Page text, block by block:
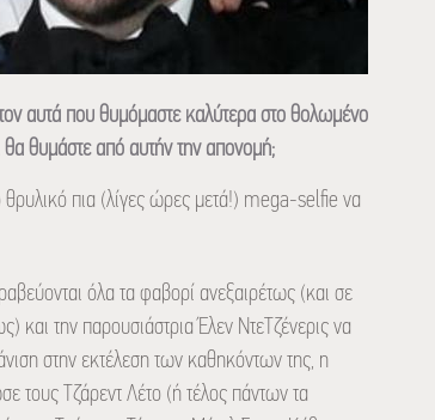
αυτά που θυμόμαστε καλύτερα στο θολωμένο
θα θυμάστε από αυτήν την απονομή;
πια (λίγες ώρες μετά!) mega-selfie να
όλα τα φαβορί ανεξαιρέτως (και σε
και την παρουσιάστρια Έλεν ΝτεΤζένερις να
στην εκτέλεση των καθηκόντων της, η
τους Τζάρεντ Λέτο (ή τέλος πάντων τα